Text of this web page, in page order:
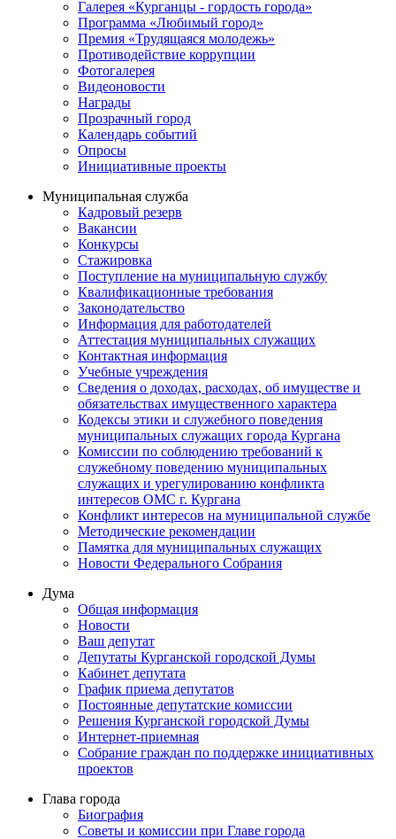
Галерея «Курганцы - гордость города»
Программа «Любимый город»
Премия «Трудящаяся молодежь»
Противодействие коррупции
Фотогалерея
Видеоновости
Награды
Прозрачный город
Календарь событий
Опросы
Инициативные проекты
Муниципальная служба
Кадровый резерв
Вакансии
Конкурсы
Стажировка
Поступление на муниципальную службу
Квалификационные требования
Законодательство
Информация для работодателей
Аттестация муниципальных служащих
Контактная информация
Учебные учреждения
Сведения о доходах, расходах, об имуществе и
обязательствах имущественного характера
Кодексы этики и служебного поведения
муниципальных служащих города Кургана
Комиссии по соблюдению требований к
служебному поведению муниципальных
служащих и урегулированию конфликта
интересов ОМС г. Кургана
Конфликт интересов на муниципальной службе
Методические рекомендации
Памятка для муниципальных служащих
Новости Федерального Cобрания
Дума
Общая информация
Новости
Ваш депутат
Депутаты Курганской городской Думы
Кабинет депутата
График приема депутатов
Постоянные депутатские комиссии
Решения Курганской городской Думы
Интернет-приемная
Собрание граждан по поддержке инициативных
проектов
Глава города
Биография
Советы и комиссии при Главе города